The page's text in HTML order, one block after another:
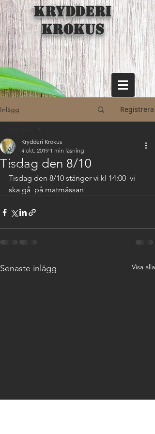
KRYDDERI
KROKUS
Inlägg Registrera
All Posts
Nyheter
Mat
Tisdag den 8/10
Krydderi Krokus
4 okt. 2019 1 min läsning
Tisdag den 8/10 stänger vi kl 14:00  vi
ska gå  på matmässan
Senaste inlägg Visa alla